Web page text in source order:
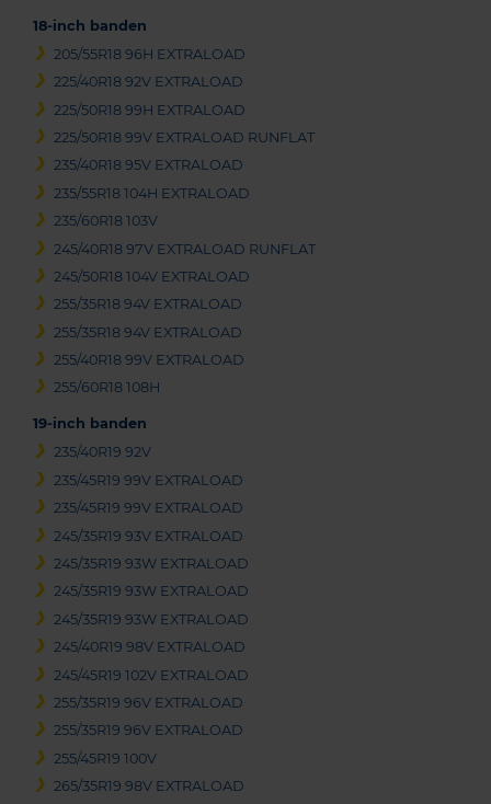
18-inch banden
205/55R18 96H EXTRALOAD
225/40R18 92V EXTRALOAD
225/50R18 99H EXTRALOAD
225/50R18 99V EXTRALOAD RUNFLAT
235/40R18 95V EXTRALOAD
235/55R18 104H EXTRALOAD
235/60R18 103V
245/40R18 97V EXTRALOAD RUNFLAT
245/50R18 104V EXTRALOAD
255/35R18 94V EXTRALOAD
255/35R18 94V EXTRALOAD
255/40R18 99V EXTRALOAD
255/60R18 108H
19-inch banden
235/40R19 92V
235/45R19 99V EXTRALOAD
235/45R19 99V EXTRALOAD
245/35R19 93V EXTRALOAD
245/35R19 93W EXTRALOAD
245/35R19 93W EXTRALOAD
245/35R19 93W EXTRALOAD
245/40R19 98V EXTRALOAD
245/45R19 102V EXTRALOAD
255/35R19 96V EXTRALOAD
255/35R19 96V EXTRALOAD
255/45R19 100V
265/35R19 98V EXTRALOAD